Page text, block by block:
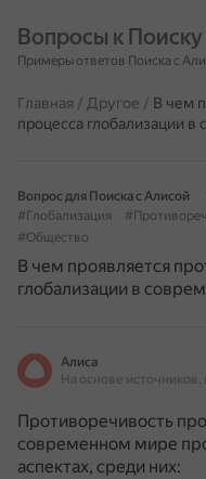
Вопросы к Поиску
Примеры ответов Поиска с
Главная / Другое / В чем
процесса глобализации
Вопрос для Поиска с Алисой
#Глобализация
#Общество
В чем проявляется
глобализации в
Алиса
Противоречивость
современном мире
аспектах, среди них: